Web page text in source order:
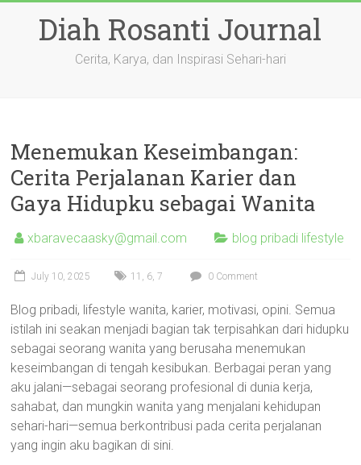
contentDiah Rosanti Journal
Cerita, Karya, dan Inspirasi Sehari-hari
Menemukan Keseimbangan:
Cerita Perjalanan Karier dan
Gaya Hidupku sebagai Wanita
xbaravecaasky@gmail.com blog pribadi lifestyle
July 10, 2025 11 , 6,7 0 Comment
Blog pribadi, lifestyle wanita, karier, motivasi, opini. Semua
istilah ini seakan menjadi bagian tak terpisahkan dari hidupku
sebagai seorang wanita yang berusaha menemukan
keseimbangan di tengah kesibukan. Berbagai peran yang
aku jalani—sebagai seorang profesional di dunia kerja,
sahabat, dan mungkin wanita yang menjalani kehidupan
sehari-hari—semua berkontribusi pada cerita perjalanan
yang ingin aku bagikan di sini.